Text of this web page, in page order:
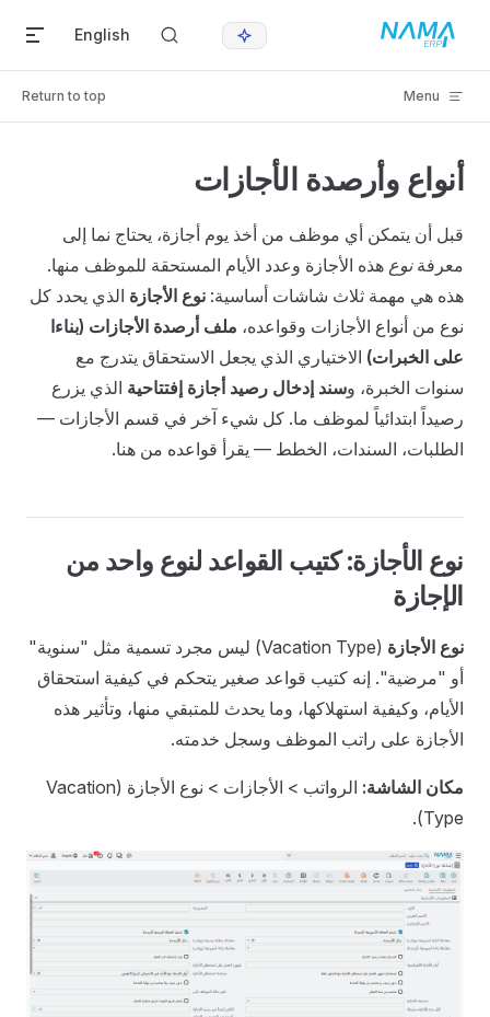
Skip to content
English
Menu
Return to top
أنواع وأرصدة الأجازات
قبل أن يتمكن أي موظف من أخذ يوم أجازة، يحتاج نما إلى
معرفةنوع هذه الأجازة وعدد الأيام المستحقة للموظف منها.
هذه هي مهمة ثلاث شاشات أساسية: نوع الأجازة الذي يحدد كل
نوع من أنواع الأجازات وقواعده، ملف أرصدة الأجازات (بناءا
على الخبرات) الاختياري الذي يجعل الاستحقاق يتدرج مع
سنوات الخبرة، وسند إدخال رصيد أجازة إفتتاحية الذي يزرع
رصيداً ابتدائياً لموظف ما. كل شيء آخر في قسم الأجازات —
الطلبات، السندات، الخطط — يقرأ قواعده من هنا.
نوع الأجازة: كتيب القواعد لنوع واحد من
الإجازة
نوع الأجازة
(Vacation Type) ليس مجرد تسمية مثل "سنوية"
أو "مرضية". إنه كتيب قواعد صغير يتحكم في كيفية استحقاق
الأيام، وكيفية استهلاكها، وما يحدث للمتبقي منها، وتأثير هذه
الأجازة على راتب الموظف وسجل خدمته.
مكان الشاشة:
الرواتب > الأجازات > نوع الأجازة (Vacation
Type).